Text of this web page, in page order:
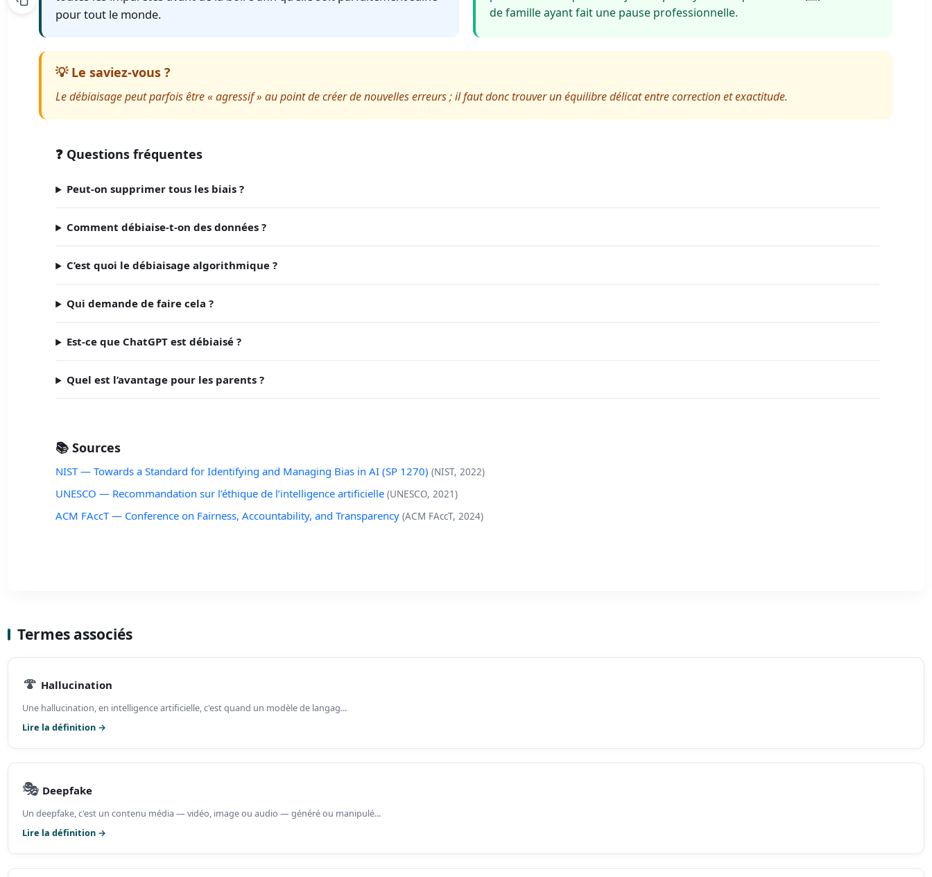
pour tout le monde.
de famille ayant fait une pause professionnelle.
💡 Le saviez-vous ?
Le débiaisage peut parfois être « agressif » au point de créer de nouvelles erreurs ; il faut donc trouver un équilibre délicat entre correction et exactitude.
❓ Questions fréquentes
Peut-on supprimer tous les biais ?
Comment débiaise-t-on des données ?
C’est quoi le débiaisage algorithmique ?
Qui demande de faire cela ?
Est-ce que ChatGPT est débiaisé ?
Quel est l’avantage pour les parents ?
📚 Sources
NIST — Towards a Standard for Identifying and Managing Bias in AI (SP 1270) (NIST, 2022)
UNESCO — Recommandation sur l’éthique de l’intelligence artificielle (UNESCO, 2021)
ACM FAccT — Conference on Fairness, Accountability, and Transparency (ACM FAccT, 2024)
Termes associés
🍄 Hallucination
Une hallucination, en intelligence artificielle, c'est quand un modèle de langag...
Lire la définition →
🎭 Deepfake
Un deepfake, c'est un contenu média — vidéo, image ou audio — généré ou manipulé...
Lire la définition →